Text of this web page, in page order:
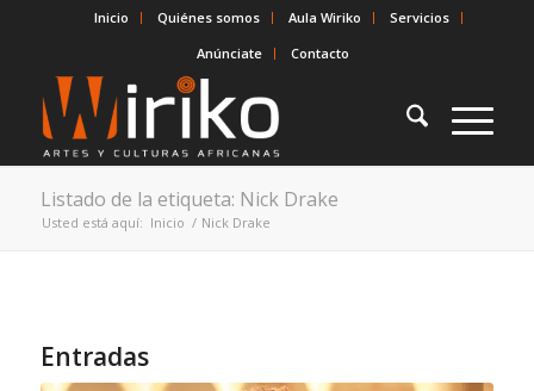
Inicio Quiénes somos Aula Wiriko
Servicios
Anúnciate
Contacto
Listado de la etiqueta: Nick Drake
Usted está aquí: Inicio / Nick Drake
Entradas